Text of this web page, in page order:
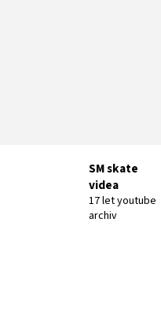
SM skate
videa
17 let youtube
archiv